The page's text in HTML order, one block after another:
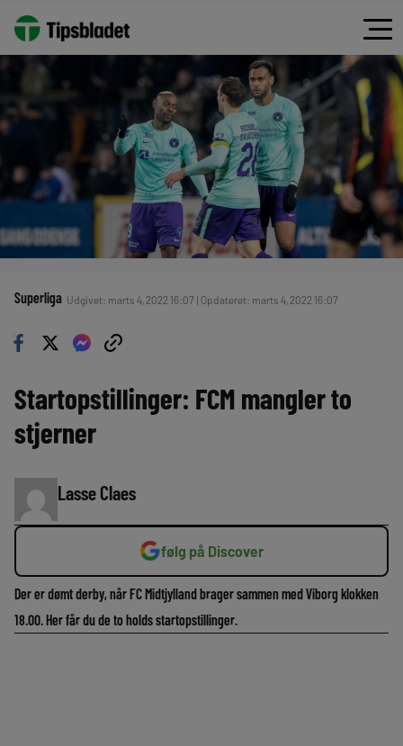
Superliga Udgivet: marts 4, 2022 16:07 | Opdateret: marts 4, 2022 16:07
Startopstillinger: FCM mangler to
stjerner
Lasse Claes
følg på Discover
Der er dømt derby, når FC Midtjylland brager sammen med Viborg klokken
18.00. Her får du de to holds startopstillinger.